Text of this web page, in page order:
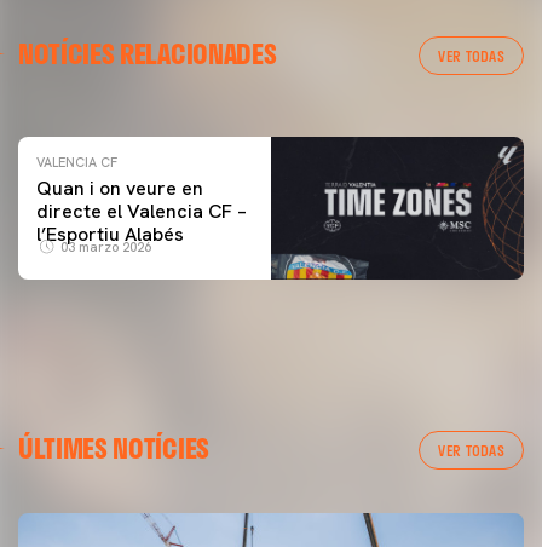
NOTÍCIES RELACIONADES VER TODAS
ENTRENAMENT DEL VALENCIA CF 04/03/26
VALENCIA CF
Quan i on veure en
directe el Valencia CF –
l’Esportiu Alabés
03 marzo 2026
ÚLTIMES NOTÍCIES VER TODAS